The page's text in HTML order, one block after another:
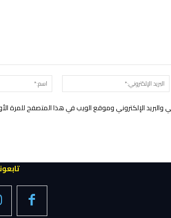
البريد
الإلكتروني:*
الإلكتروني وموقع الويب في هذا المتصفح للمرة